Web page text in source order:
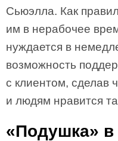
Сьюэлла. Как
им в нерабочее
нуждается в
возможность
с клиентом, сделав
и людям нравится
«Подушка» в